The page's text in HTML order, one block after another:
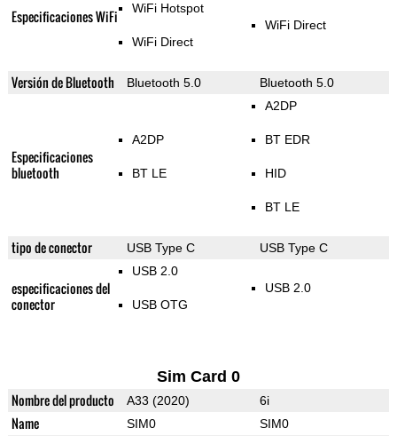
Especificaciones WiFi WiFi Hotspot
WiFi Direct
WiFi Direct
Versión de Bluetooth Bluetooth 5.0 Bluetooth 5.0
Especificaciones
bluetooth
A2DP
BT LE
A2DP
BT EDR
HID
BT LE
tipo de conector USB Type C USB Type C
especificaciones del
conector
USB 2.0
USB OTG
USB 2.0
Sim Card 0
Nombre del producto A33 (2020) 6i
Name SIM0 SIM0